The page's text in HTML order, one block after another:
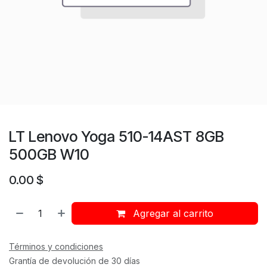
LT Lenovo Yoga 510-14AST 8GB
500GB W10
0.00 $
Agregar al carrito
Términos y condiciones
Grantía de devolución de 30 días